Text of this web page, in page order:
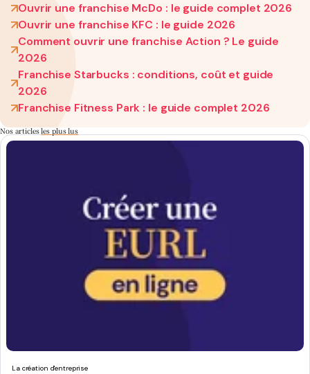
Ouvrir une franchise McDo : le guide complet 2026
Ouvrir une franchise KFC : le guide 2026
Comment ouvrir une franchise Action ? Le guide
2026
Franchise Starbucks : conditions, coût et guide
2026
Franchise Fitness Park : le guide complet 2026
Nos articlesles plus lus
La création d'entreprise